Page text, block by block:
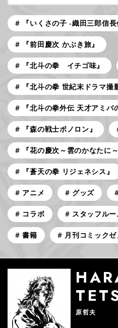
『いくさの子 -織田三郎信長
『前田慶次 かぶき旅』
『北斗の拳 イチゴ味』
『北斗の拳 世紀末ドラマ撮
『北斗の拳外伝 天才アミバ
『森の戦士ボノロン』
『花の慶次～雲のかなたに～
『蒼天の拳 リジェネシス』
アニメ グッズ
コラボ スタッフルー
書籍 月刊コミック
原哲夫